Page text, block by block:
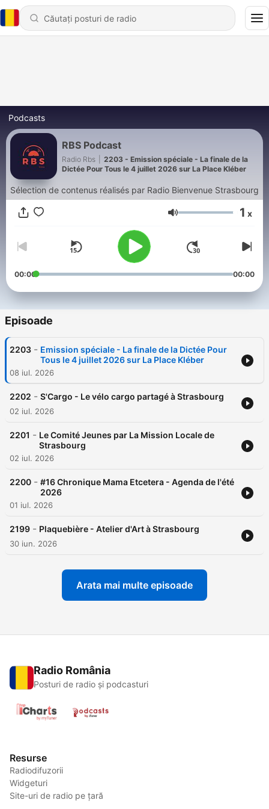
Podcasts
RBS Podcast
Radio Rbs
2203 - Emission spéciale - La finale de la
Dictée Pour Tous le 4 juillet 2026 sur La Place Kléber
Sélection de contenus réalisés par Radio Bienvenue Strasbourg
Volum 1 x
00:00 00:00
Episoade
2203 - Emission spéciale - La finale de la Dictée Pour
Tous le 4 juillet 2026 sur La Place Kléber
08 iul. 2026
2202 - S'Cargo - Le vélo cargo partagé à Strasbourg
02 iul. 2026
2201 - Le Comité Jeunes par La Mission Locale de
Strasbourg
02 iul. 2026
2200 - #16 Chronique Mama Etcetera - Agenda de l'été
2026
01 iul. 2026
2199 - Plaquebière - Atelier d'Art à Strasbourg
30 iun. 2026
Arata mai multe episoade
Radio România
Posturi de radio și podcasturi
Resurse
Radiodifuzorii
Widgeturi
Site-uri de radio pe țară